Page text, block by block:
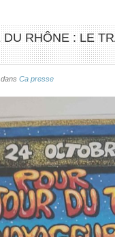
RHÔNE : LE
dans Ca presse